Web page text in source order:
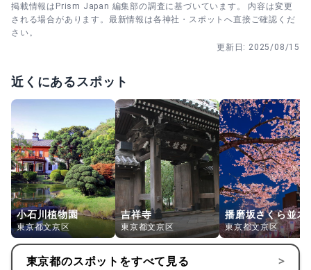
掲載情報はPrism Japan 編集部の調査に基づいています。 内容は変更
される場合があります。最新情報は各神社・スポットへ直接ご確認くだ
さい。
更新日: 2025/08/15
近くにあるスポット
小石川植物園
東京都文京区
吉祥寺
東京都文京区
播磨坂さくら並木
東京都文京区
東京都のスポットをすべて見る >